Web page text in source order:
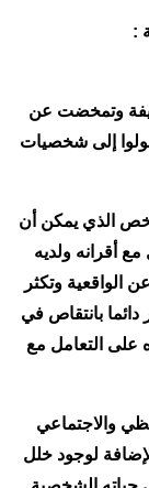
:
وتمخضت عن
إلى شخصيات
الذي يمكن أن
أقرانه ولديه
الواقعية وتكثر
دائما بانتقاص في
على التعامل مع
والاجتماعي
لوجود خلل